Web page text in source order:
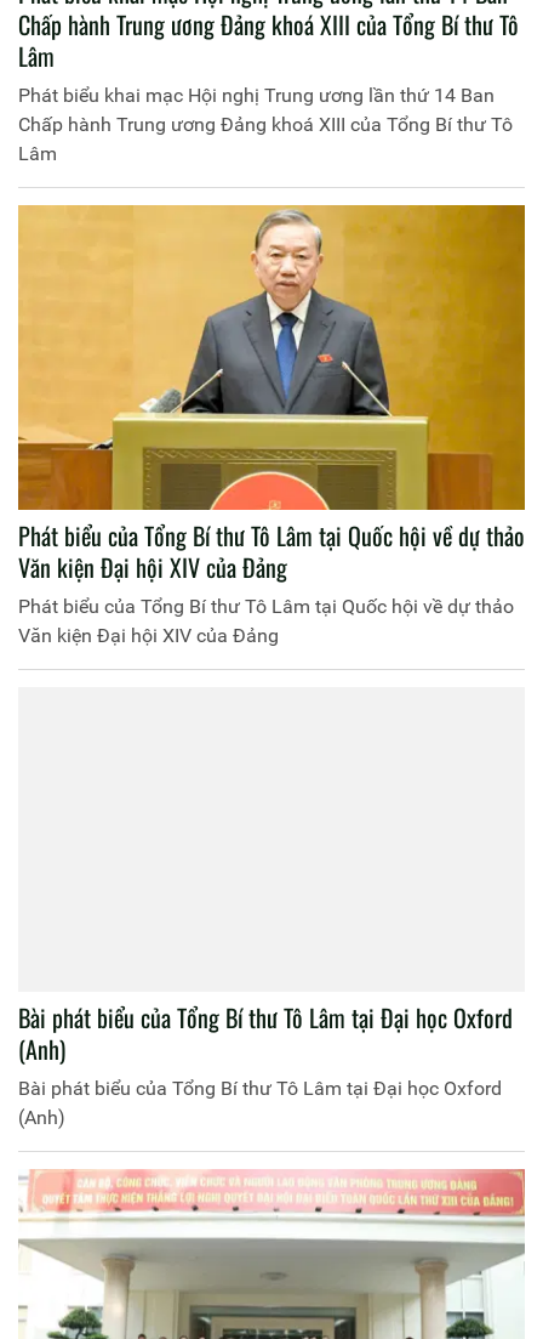
Chấp hành Trung ương Đảng khoá XIII của Tổng Bí thư Tô
Lâm
Phát biểu khai mạc Hội nghị Trung ương lần thứ 14 Ban
Chấp hành Trung ương Đảng khoá XIII của Tổng Bí thư Tô
Lâm
Phát biểu của Tổng Bí thư Tô Lâm tại Quốc hội về dự thảo
Văn kiện Đại hội XIV của Đảng
Phát biểu của Tổng Bí thư Tô Lâm tại Quốc hội về dự thảo
Văn kiện Đại hội XIV của Đảng
Bài phát biểu của Tổng Bí thư Tô Lâm tại Đại học Oxford
(Anh)
Bài phát biểu của Tổng Bí thư Tô Lâm tại Đại học Oxford
(Anh)